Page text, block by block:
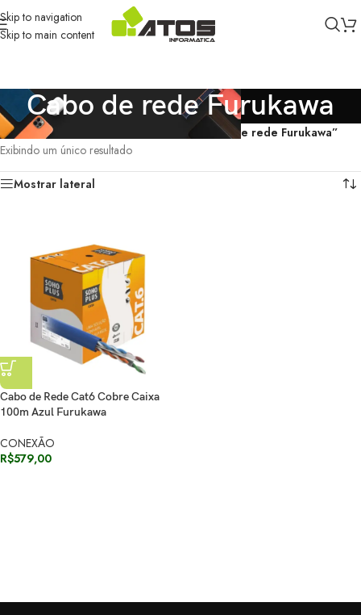
Skip to navigation
Skip to main content
Cabo de rede Furukawa
Início/ Produtos marcados com a tag “Cabo de rede Furukawa”
Exibindo um único resultado
Mostrar lateral
Cabo de Rede Cat6 Cobre Caixa
100m Azul Furukawa
CONEXÃO
R$579,00